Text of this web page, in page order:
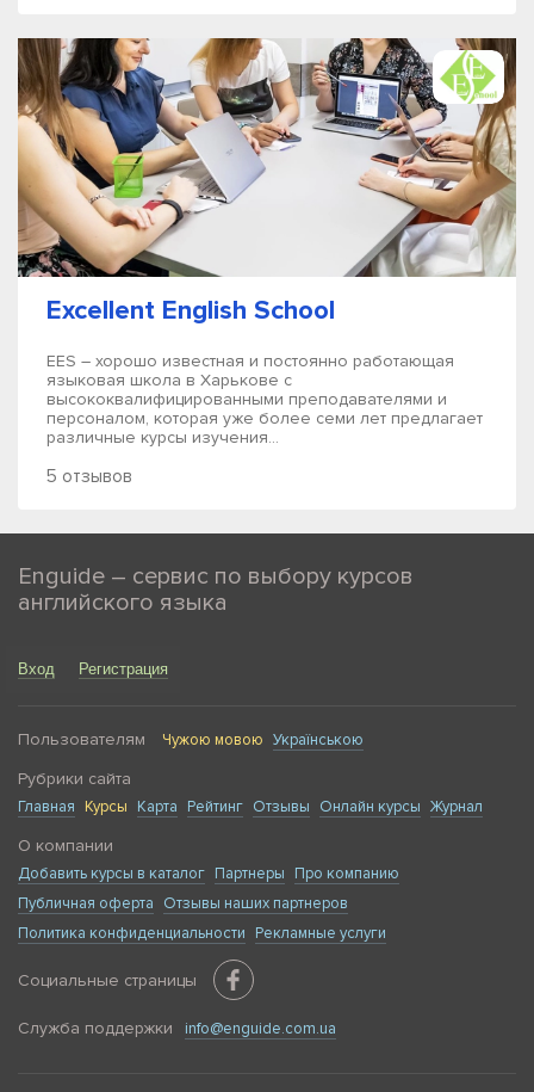
Excellent English School
EES – хорошо известная и постоянно работающая
языковая школа в Харькове с
высококвалифицированными преподавателями и
персоналом, которая уже более семи лет предлагает
различные курсы изучения...
5 отзывов
Enguide – сервис по выбору курсов
английского языка
Вход Регистрация
Пользователям Чужою мовою Українською
Рубрики сайта
Главная Курсы Карта Рейтинг Отзывы Онлайн курсы Журнал
О компании
Добавить курсы в каталог Партнеры
Про компанию
Публичная оферта
Отзывы наших партнеров
Политика конфиденциальности
Рекламные услуги
Социальные страницы
Служба поддержки info@enguide.com.ua